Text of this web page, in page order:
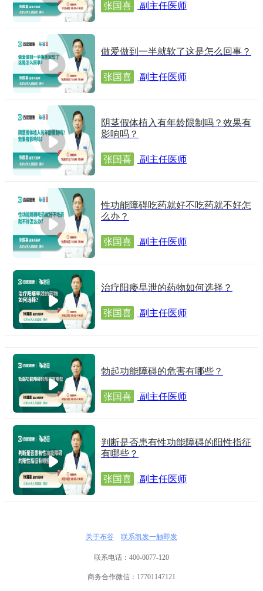
张国喜 副主任医师
做爱做到一半就软了这是怎么回事？
张国喜 副主任医师
阴茎假体植入有年龄限制吗？效果有
影响吗？
张国喜 副主任医师
性功能障碍吃药就好不吃药就不好怎
么办？
张国喜 副主任医师
治疗阳痿早泄的药物如何选择？
张国喜 副主任医师
勃起功能障碍的危害有哪些？
张国喜 副主任医师
判断是否患有性功能障碍的阳性指征
有哪些？
张国喜 副主任医师
关于布谷 联系凯发一触即发
联系电话：400-0077-120
商务合作微信：17701147121